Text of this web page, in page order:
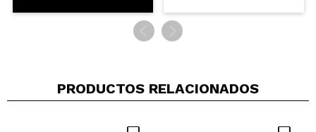
PRODUCTOS RELACIONADOS